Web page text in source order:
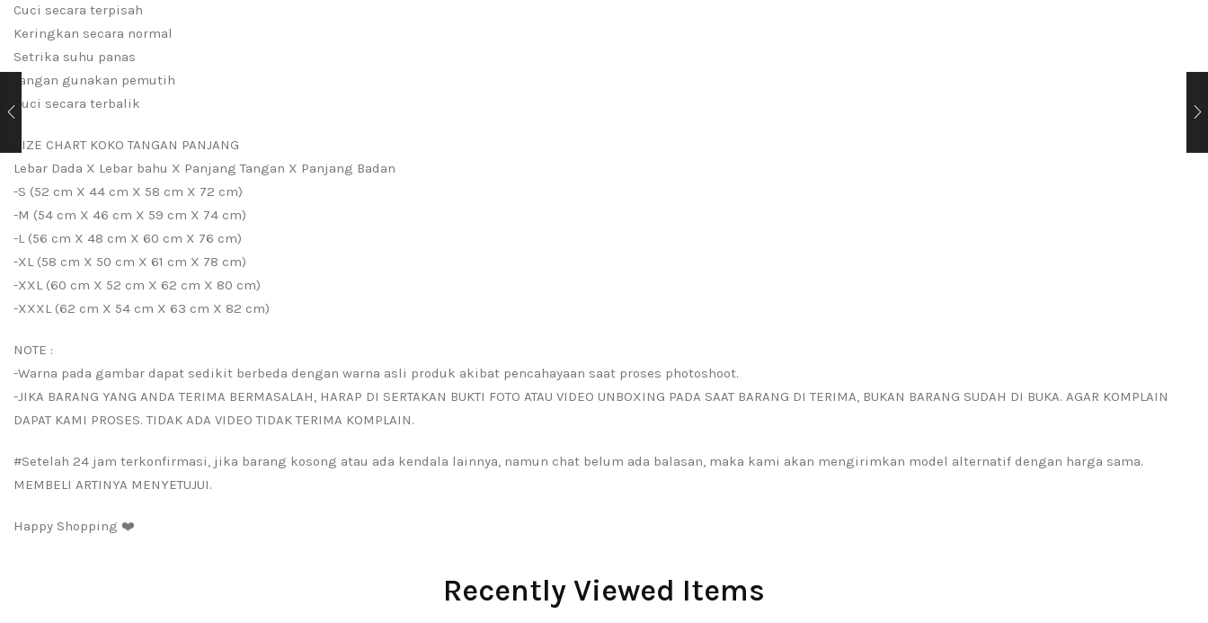
Cuci secara terpisah
Keringkan secara normal
Setrika suhu panas
Jangan gunakan pemutih
Cuci secara terbalik
SIZE CHART KOKO TANGAN PANJANG
Lebar Dada X Lebar bahu X Panjang Tangan X Panjang Badan
-S (52 cm X 44 cm X 58 cm X 72 cm)
-M (54 cm X 46 cm X 59 cm X 74 cm)
-L (56 cm X 48 cm X 60 cm X 76 cm)
-XL (58 cm X 50 cm X 61 cm X 78 cm)
-XXL (60 cm X 52 cm X 62 cm X 80 cm)
-XXXL (62 cm X 54 cm X 63 cm X 82 cm)
NOTE :
-Warna pada gambar dapat sedikit berbeda dengan warna asli produk akibat pencahayaan saat proses photoshoot.
-JIKA BARANG YANG ANDA TERIMA BERMASALAH, HARAP DI SERTAKAN BUKTI FOTO ATAU VIDEO UNBOXING PADA SAAT BARANG DI TERIMA, BUKAN BARANG SUDAH DI BUKA. AGAR KOMPLAIN
DAPAT KAMI PROSES. TIDAK ADA VIDEO TIDAK TERIMA KOMPLAIN.
#Setelah 24 jam terkonfirmasi, jika barang kosong atau ada kendala lainnya, namun chat belum ada balasan, maka kami akan mengirimkan model alternatif dengan harga sama.
MEMBELI ARTINYA MENYETUJUI.
Happy Shopping ❤️
Recently Viewed Items